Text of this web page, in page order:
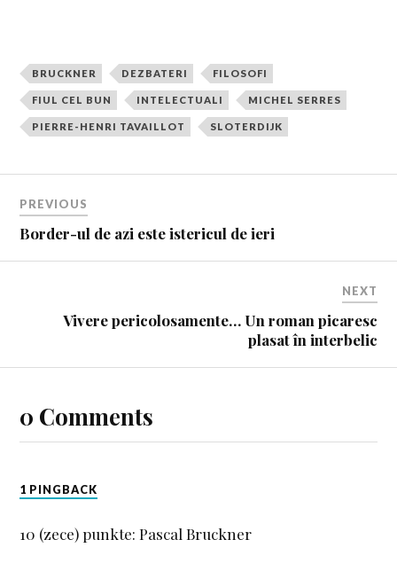
BRUCKNER DEZBATERI FILOSOFI
FIUL CEL BUN INTELECTUALI MICHEL SERRES
PIERRE-HENRI TAVAILLOT SLOTERDIJK
PREVIOUS
Border-ul de azi este istericul de ieri
NEXT
Vivere pericolosamente… Un roman picaresc
plasat în interbelic
0 Comments
1 PINGBACK
10 (zece) punkte: Pascal Bruckner